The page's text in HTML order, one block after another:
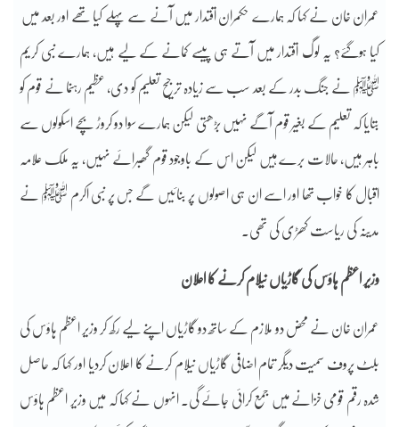
عمران خان نے کہا کہ ہمارے حکمران اقتدار میں آنے سے پہلے کیا تھے اور بعد میں
کیا ہوگئے؟ یہ لوگ اقتدار میں آتے ہی پیسے کمانے کے لیے ہیں، ہمارے نبی کریم
ﷺ نے جنگ بدر کے بعد سب سے زیادہ ترجیح تعلیم کو دی، عظیم رہنما نے قوم کو
بتایا کہ تعلیم کے بغیر قوم آگے نہیں بڑھتی لیکن ہمارے سوا دو کروڑ بچے اسکولوں سے
باہر ہیں، حالات برے ہیں لیکن اس کے باوجود قوم گھبرائے نہیں، یہ ملک علامہ
اقبال کا خواب تھا اور اسے ان ہی اصولوں پر بنائیں گے جس پر نبی اکرم ﷺ نے
مدینہ کی ریاست کھڑی کی تھی۔
وزیر اعظم ہاؤس کی گاڑیاں نیلام کرنے کا اعلان
عمران خان نے محض دو ملازم کے ساتھ دو گاڑیاں اپنے لیے رکھ کر وزیر اعظم ہاؤس کی
بلٹ پروف سمیت دیگر تمام اضافی گاڑیاں نیلام کرنے کا اعلان کردیا اور کہا کہ حاصل
شدہ رقم قومی خزانے میں جمع کرائی جائے گی۔ انہوں نے کہا کہ میں وزیر اعظم ہاؤس